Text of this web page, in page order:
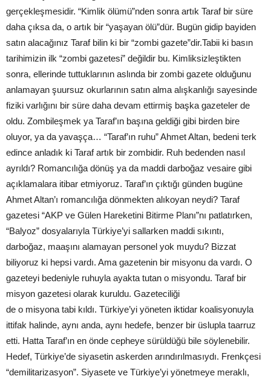
gerçekleşmesidir. “Kimlik ölümü”nden sonra artık Taraf bir süre
daha çıksa da, o artık bir “yaşayan ölü”dür. Bugün gidip bayiden
satın alacağınız Taraf bilin ki bir “zombi gazete”dir.Tabii ki basın
tarihimizin ilk “zombi gazetesi” değildir bu. Kimliksizleştikten
sonra, ellerinde tuttuklarının aslında bir zombi gazete olduğunu
anlamayan şuursuz okurlarının satın alma alışkanlığı sayesinde
fiziki varlığını bir süre daha devam ettirmiş başka gazeteler de
oldu. Zombileşmek ya Taraf’ın başına geldiği gibi birden bire
oluyor, ya da yavaşça… “Taraf’ın ruhu” Ahmet Altan, bedeni terk
edince anladık ki Taraf artık bir zombidir. Ruh bedenden nasıl
ayrıldı? Romancılığa dönüş ya da maddi darboğaz vesaire gibi
açıklamalara itibar etmiyoruz. Taraf’ın çıktığı günden bugüne
Ahmet Altan’ı romancılığa dönmekten alıkoyan neydi? Taraf
gazetesi “AKP ve Gülen Hareketini Bitirme Planı”nı patlatırken,
“Balyoz” dosyalarıyla Türkiye’yi sallarken maddi sıkıntı,
darboğaz, maaşını alamayan personel yok muydu? Bizzat
biliyoruz ki hepsi vardı. Ama gazetenin bir misyonu da vardı. O
gazeteyi bedeniyle ruhuyla ayakta tutan o misyondu. Taraf bir
misyon gazetesi olarak kuruldu. Gazeteciliği
de o misyona tabi kıldı. Türkiye’yi yöneten iktidar koalisyonuyla
ittifak halinde, aynı anda, aynı hedefe, benzer bir üslupla taarruz
etti. Hatta Taraf’ın en önde cepheye sürüldüğü bile söylenebilir.
Hedef, Türkiye’de siyasetin askerden arındırılmasıydı. Frenkçesi
“demilitarizasyon”. Siyasete ve Türkiye’yi yönetmeye meraklı,